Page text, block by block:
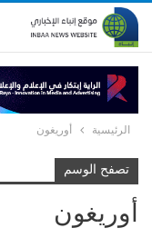
الرئيسية أوريغون
تصفح الوسم
أوريغون